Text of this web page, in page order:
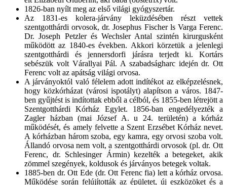
1826-ban nyílt meg az első világi gyógyszertár.
Az 1831-es kolera-járvány leküzdésében részt vettek
szentgotthárdi orvosok, dr. Josephus Fischer ls Varga Ferenc.
Dr. Joseph Petzler és Wechsler Antal szintén kirurgusként
működött az 1840-es években. Akkori körzetük a jelenlegi
szentgotthárdi és jennersdorfi járásra terjedt ki. Kortárs
sebészük volt Várallyai Pál. A szabadságharc idején dr. Ott
Ferenc volt az apátság világi orvosa.
A járványoktól való félelem adott indítékot az elképzelésnek,
hogy közkórházat (városi ispotályt) alapítson a város. 1847-
ben gyűjtést is indítottak ebből a célból, és 1855-ben létrejött a
Szentgotthárdi Kórház Egylet. 1856-ban engedélyezték a
Zagler házban (mai József A. u 24. területén) a kórház
működését, és amely felvette a Szent Erzsébet Kórház nevet.
A kórházban három szoba, egy kamra, egy orvosi szoba volt.
Állandó orvosa nem volt, a szentgotthárdi orvosok (pl. dr. Ott
Ferenc, dr. Schlesinger Ármin) kezelték a betegeket, akik
zömmel szegények, koldusok és járványos betegek voltak.
1885-ben dr. Ott Ede (dr. Ott Ferenc fia) lett a kórház orvosa.
Működése során felújították az épületet, új eszközöket és a